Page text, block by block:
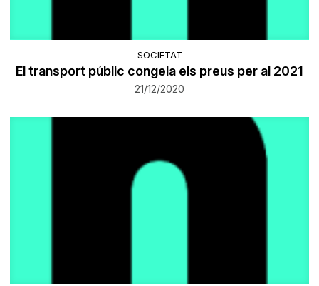
SOCIETAT
El transport públic congela els preus per al 2021
21/12/2020